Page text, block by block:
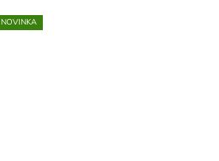
NOVINKA